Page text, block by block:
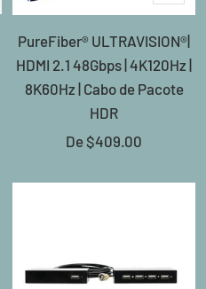
rápida
PureFiber® ULTRAVISION®|
HDMI 2.1 48Gbps | 4K120Hz |
8K60Hz | Cabo de Pacote
HDR
Preço
De $409.00